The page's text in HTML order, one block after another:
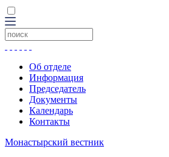
Об отделе
Информация
Председатель
Документы
Календарь
Контакты
Монастырский вестник